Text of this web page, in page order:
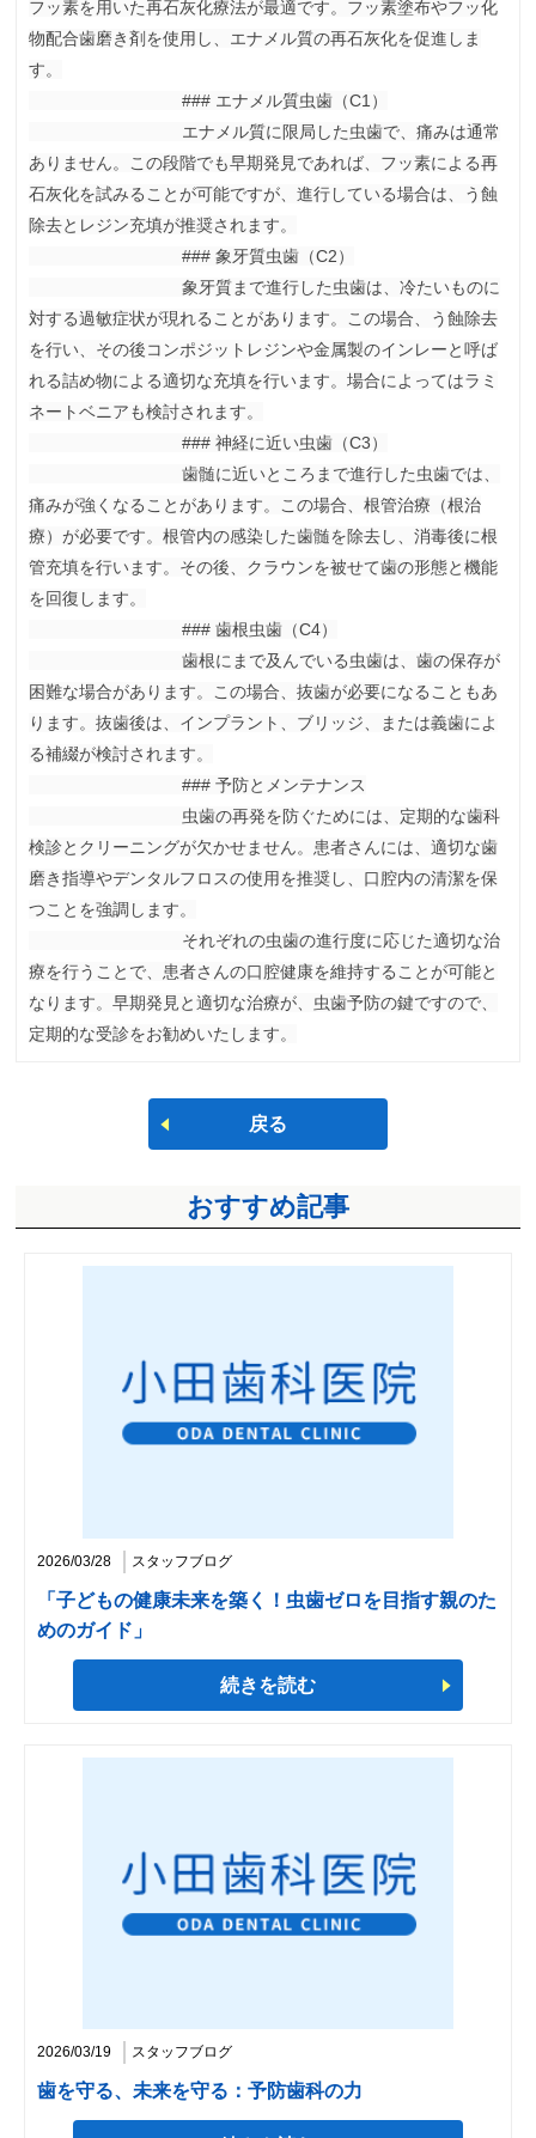
フッ素を用いた再石灰化療法が最適です。フッ素塗布やフッ化
物配合歯磨き剤を使用し、エナメル質の再石灰化を促進しま
す。
                                ### エナメル質虫歯（C1）
ありません。この段階でも早期発見であれば、フッ素による再
石灰化を試みることが可能ですが、進行している場合は、う蝕
除去とレジン充填が推奨されます。
                                ### 象牙質虫歯（C2）
                                象牙質まで進行した虫歯は、冷たいものに
対する過敏症状が現れることがあります。この場合、う蝕除去
を行い、その後コンポジットレジンや金属製のインレーと呼ば
れる詰め物による適切な充填を行います。場合によってはラミ
ネートベニアも検討されます。
                                ### 神経に近い虫歯（C3）
                                歯髄に近いところまで進行した虫歯では、
痛みが強くなることがあります。この場合、根管治療（根治
療）が必要です。根管内の感染した歯髄を除去し、消毒後に根
管充填を行います。その後、クラウンを被せて歯の形態と機能
を回復します。
                                ### 歯根虫歯（C4）
                                歯根にまで及んでいる虫歯は、歯の保存が
困難な場合があります。この場合、抜歯が必要になることもあ
ります。抜歯後は、インプラント、ブリッジ、または義歯によ
る補綴が検討されます。
                                ### 予防とメンテナンス
検診とクリーニングが欠かせません。患者さんには、適切な歯
磨き指導やデンタルフロスの使用を推奨し、口腔内の清潔を保
つことを強調します。
療を行うことで、患者さんの口腔健康を維持することが可能と
なります。早期発見と適切な治療が、虫歯予防の鍵ですので、
定期的な受診をお勧めいたします。
戻る
おすすめ記事
2026/03/28 スタッフブログ
「子どもの健康未来を築く！虫歯ゼロを目指す親のた
めのガイド」
続きを読む
2026/03/19 スタッフブログ
歯を守る、未来を守る：予防歯科の力